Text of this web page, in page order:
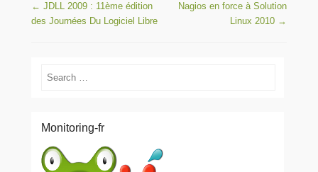
Post navigation
← JDLL 2009 : 11ème édition
des Journées Du Logiciel Libre
Nagios en force à Solution
Linux 2010 →
Search
Monitoring-fr